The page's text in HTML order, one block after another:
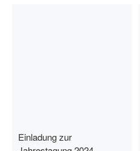
Einladung zur